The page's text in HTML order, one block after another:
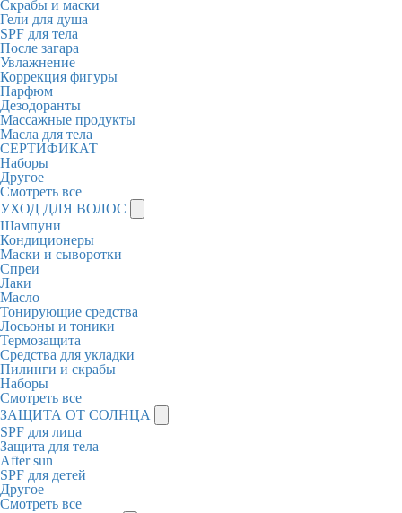
Скрабы и маски
Гели для душа
SPF для тела
После загара
Увлажнение
Коррекция фигуры
Парфюм
Дезодоранты
Массажные продукты
Масла для тела
СЕРТИФИКАТ
Наборы
Другое
Смотреть все
УХОД ДЛЯ ВОЛОС
Шампуни
Кондиционеры
Маски и сыворотки
Спреи
Лаки
Масло
Тонирующие средства
Лосьоны и тоники
Термозащита
Средства для укладки
Пилинги и скрабы
Наборы
Смотреть все
ЗАЩИТА ОТ СОЛНЦА
SPF для лица
Защита для тела
After sun
SPF для детей
Другое
Смотреть все